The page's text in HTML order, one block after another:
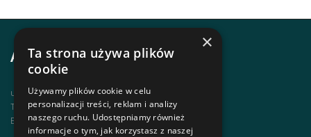
Adres i kontakt
ul. Krupówki 12, 34-500 Zakopane
Telefon | +48 1820 630 12
Email | biuro@zakopanepttk.pl
×
Ta strona używa plików
cookie
Używamy plików cookie w celu
personalizacji treści, reklam i analizy
naszego ruchu. Udostępniamy również
informacje o tym, jak korzystasz z naszej